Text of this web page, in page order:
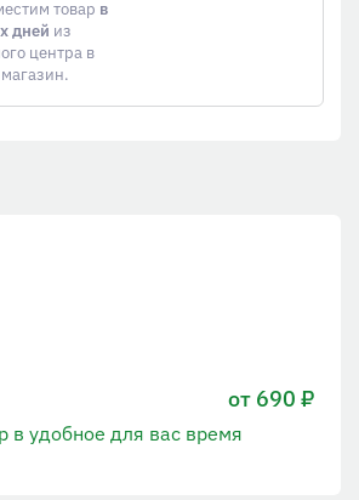
товар в
дней из
центра в
от 690 ₽
в удобное для вас время